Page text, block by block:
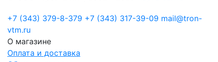
+7 (343) 379-8-379 +7 (343) 317-39-09 mail@tron-
vtm.ru
О магазине
Оплата и доставка